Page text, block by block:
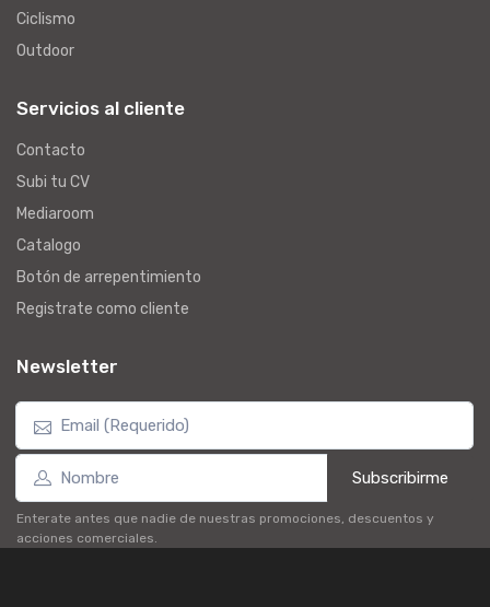
Ciclismo
Outdoor
Servicios al cliente
Contacto
Subi tu CV
Mediaroom
Catalogo
Botón de arrepentimiento
Registrate como cliente
Newsletter
Subscribirme
Enterate antes que nadie de nuestras promociones, descuentos y
acciones comerciales.